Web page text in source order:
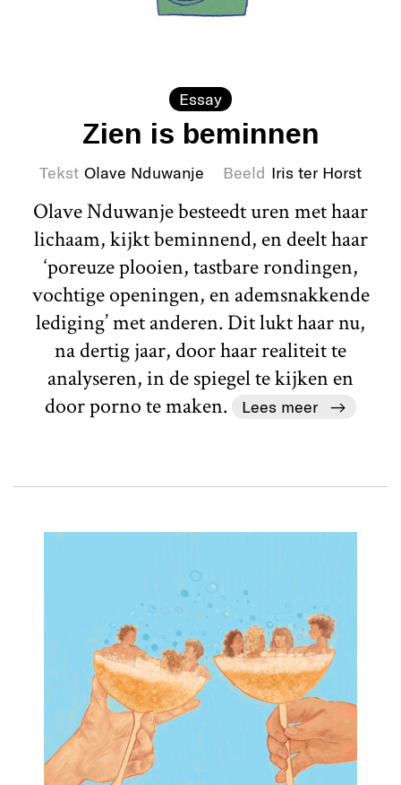
Essay
Zien is beminnen
Tekst Olave Nduwanje Beeld Iris ter Horst
Olave Nduwanje besteedt uren met haar
lichaam, kijkt beminnend, en deelt haar
‘poreuze plooien, tastbare rondingen,
vochtige openingen, en ademsnakkende
lediging’ met anderen. Dit lukt haar nu,
na dertig jaar, door haar realiteit te
analyseren, in de spiegel te kijken en
door porno te maken.
Lees meer